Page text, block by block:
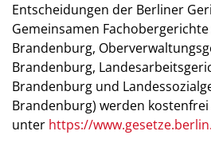
Entscheidungen der Berliner
Gemeinsamen
Brandenburg,
Brandenburg,
Brandenburg und
Brandenburg) werden kostenfrei
unter https://